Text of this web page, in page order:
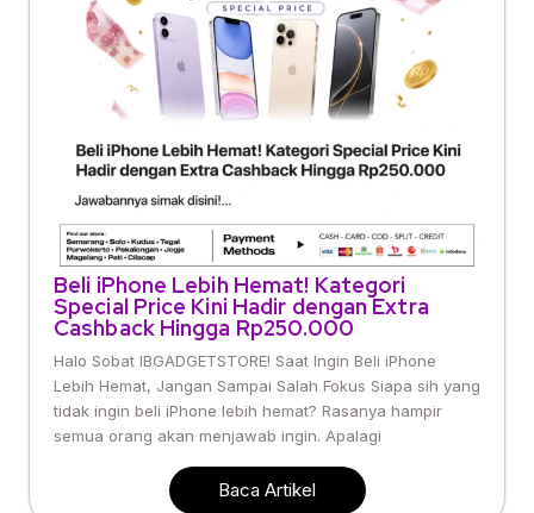
Beli iPhone Lebih Hemat! Kategori
Special Price Kini Hadir dengan Extra
Cashback Hingga Rp250.000
Halo Sobat IBGADGETSTORE! Saat Ingin Beli iPhone
Lebih Hemat, Jangan Sampai Salah Fokus Siapa sih yang
tidak ingin beli iPhone lebih hemat? Rasanya hampir
semua orang akan menjawab ingin. Apalagi
Baca Artikel